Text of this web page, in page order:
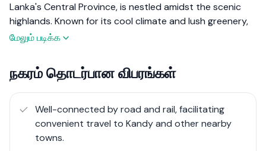
Lanka's Central Province, is nestled amidst the scenic
highlands. Known for its cool climate and lush greenery,
Wattegama serves as an important local hub with a
economy is primarily driven by agriculture, with tea and
spice cultivation being predominant. Wattegama is also
becoming a focal point for development initiatives aimed
at improving local infrastructure and services.
With its strategic location and ongoing development
மேலும் படிக்க
நகரம் தொடர்பான விபரங்கள்
Well-connected by road and rail, facilitating
convenient travel to Kandy and other nearby
towns.